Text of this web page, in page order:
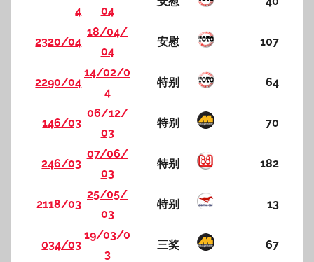
4 04
2320/04
18/04/
04
安慰 107
2290/04
14/02/0
4
特别 64
146/03
06/12/
03
特别 70
246/03
07/06/
03
特别 182
2118/03
25/05/
03
特别 13
034/03
19/03/0
3
三奖 67